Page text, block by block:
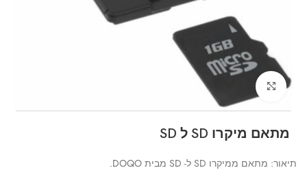
Click to enlarge
מתאם מיקרו SD ל SD
תיאור: מתאם ממיקרו SD ל- SD מבית DOQO.